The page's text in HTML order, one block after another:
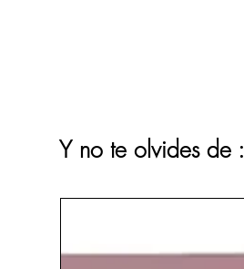
Y no te olvides de :